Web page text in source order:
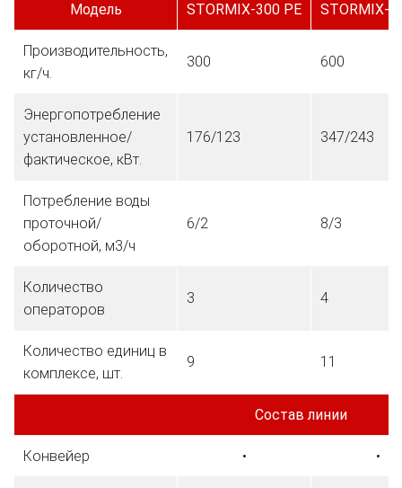
Модель STORMIX-300 PE STORMIX-
Производительность,
кг/ч.
300 600
Энергопотребление
установленное/
фактическое, кВт.
176/123 347/243
Потребление воды
проточной/
оборотной, м3/ч
6/2 8/3
Количество
операторов
3 4
Количество единиц в
комплексе, шт.
9 11
Состав линии
Конвейер • •